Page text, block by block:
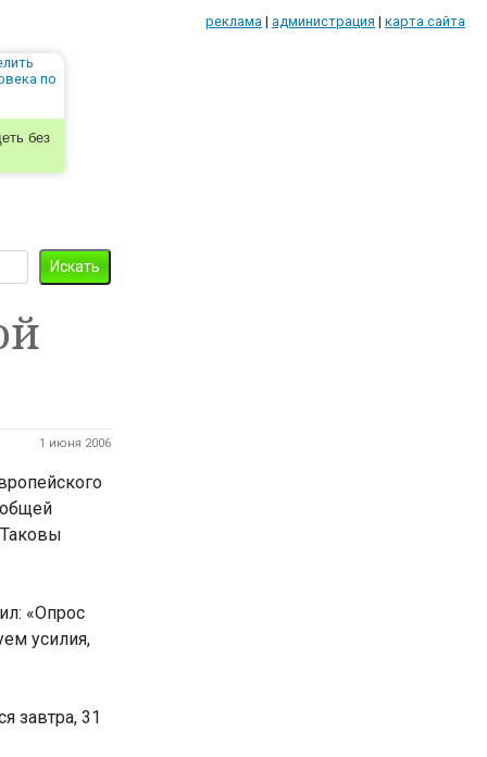
реклама | администрация | карта сайта
без
1 июня 2006
«Опрос
усилия,
завтра, 31